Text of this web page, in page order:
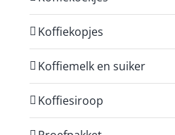
Koffiekopjes
Koffiemelk en suiker
Koffiesiroop